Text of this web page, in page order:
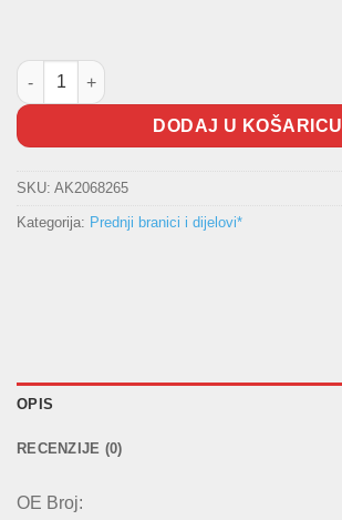
Poklopac branika B-Max količina
DODAJ U KOŠARICU
SKU: AK2068265
Kategorija: Prednji branici i dijelovi*
OPIS
RECENZIJE (0)
OE Broj: